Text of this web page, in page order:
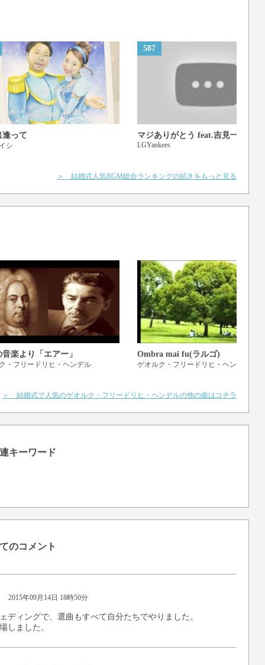
逢って
シ
587
マジありがとう feat.吉見一星
LGYankees
＞ 結婚式人気BGM総合ランキングの続きをもっと見る
楽より「エアー」
・フリードリヒ・ヘンデル
Ombra mai fu(ラルゴ)
ゲオルク・フリードリヒ・ヘンデル
＞ 結婚式で人気のゲオルク・フリードリヒ・ヘンデルの他の曲はコチラ
キーワード
のコメント
2015年09月14日 18時50分
ディングで、選曲もすべて自分たちでやりました。
しました。